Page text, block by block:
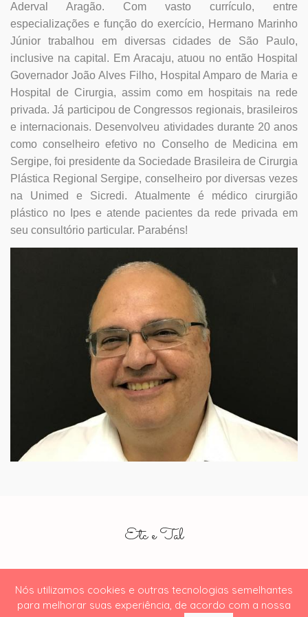
Aderval Aragão. Com vasto currículo, entre
especializações e função do exercício, Hermano Marinho
Júnior trabalhou em diversas cidades de São Paulo,
inclusive na capital. Em Aracaju, atuou no então Hospital
Governador João Alves Filho, Hospital Amparo de Maria e
Hospital de Cirurgia, assim como em hospitais na rede
privada. Já participou de Congressos regionais, brasileiros
e internacionais. Desenvolveu atividades durante 20 anos
como conselheiro efetivo no Conselho de Medicina em
Sergipe, foi presidente da Sociedade Brasileira de Cirurgia
Plástica Regional Sergipe, conselheiro por diversas vezes
na Unimed e Sicredi. Atualmente é médico cirurgião
plástico no Ipes e atende pacientes da rede privada em
seu consultório particular. Parabéns!
Nós utilizamos cookies e outras tecnologias semelhantes
para melhorar suas experiência, de acordo com a nossa
Etc e Tal